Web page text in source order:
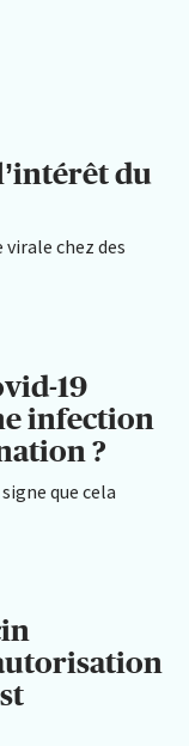
du
chez des
19
infection
?
que cela